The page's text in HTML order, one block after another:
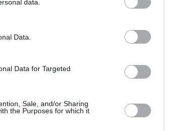
data.
Data.
Data for Targeted
Sale, and/or Sharing
the Purposes for which it
kantene som oppstod da kaken